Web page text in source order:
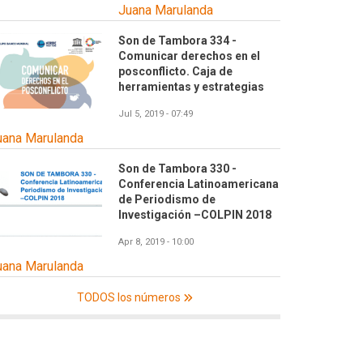
Juana Marulanda
Son de Tambora 334 -
Comunicar derechos en el
posconflicto. Caja de
herramientas y estrategias
Jul 5, 2019 - 07:49
Marulanda
Son de Tambora 330 -
Conferencia Latinoamericana
de Periodismo de
Investigación –COLPIN 2018
Apr 8, 2019 - 10:00
Marulanda
TODOS los números